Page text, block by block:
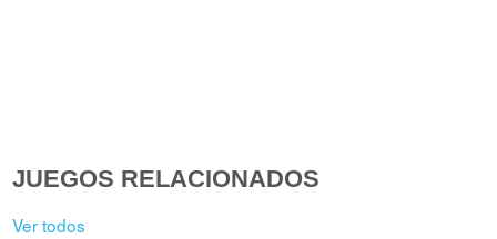
JUEGOS RELACIONADOS
Ver todos